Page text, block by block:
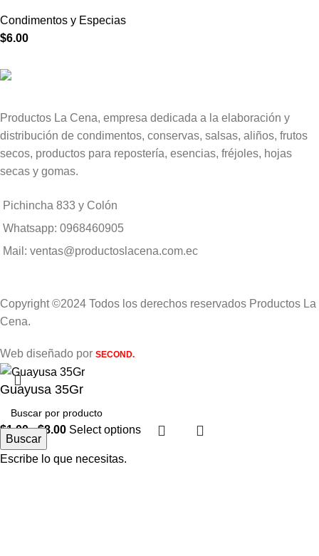
Condimentos y Especias
$6.00
Productos La Cena, empresa dedicada a la elaboración y
distribución de condimentos, conservas, salsas, aliños, frutos
secos, productos para repostería, esencias, fréjoles, hojas
secas y gomas.
Pichincha 833 y Colón
Whatsapp: 0968460905
Mail: ventas@productoslacena.com.ec
Copyright ©2024 Todos los derechos reservados Productos La
Cena.
Web diseñado por SECOND.
Buscar
Escribe lo que necesitas.
Guayusa 35Gr
$1.00 - $8.00 Select options